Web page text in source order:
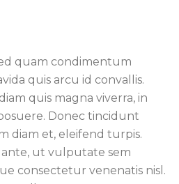
quam condimentum
quis arcu id convallis.
quis magna viverra, in
Donec tincidunt
diam et, eleifend turpis.
ut vulputate sem
consectetur venenatis nisl.